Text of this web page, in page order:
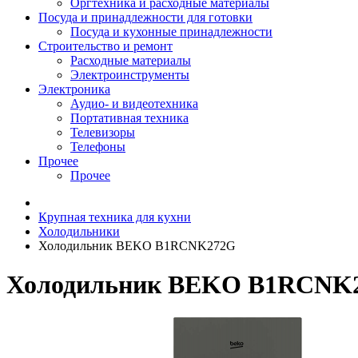
Оргтехника и расходные материалы
Посуда и принадлежности для готовки
Посуда и кухонные принадлежности
Строительство и ремонт
Расходные материалы
Электроинструменты
Электроника
Аудио- и видеотехника
Портативная техника
Телевизоры
Телефоны
Прочее
Прочее
Крупная техника для кухни
Холодильники
Холодильник BEKO B1RCNK272G
Холодильник BEKO